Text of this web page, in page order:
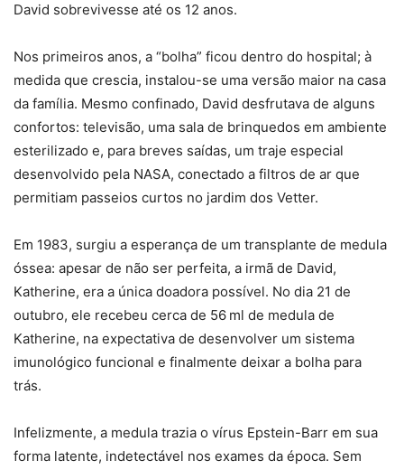
David sobrevivesse até os 12 anos.
Nos primeiros anos, a “bolha” ficou dentro do hospital; à
medida que crescia, instalou-se uma versão maior na casa
da família. Mesmo confinado, David desfrutava de alguns
confortos: televisão, uma sala de brinquedos em ambiente
esterilizado e, para breves saídas, um traje especial
desenvolvido pela NASA, conectado a filtros de ar que
permitiam passeios curtos no jardim dos Vetter.
Em 1983, surgiu a esperança de um transplante de medula
óssea: apesar de não ser perfeita, a irmã de David,
Katherine, era a única doadora possível. No dia 21 de
outubro, ele recebeu cerca de 56 ml de medula de
Katherine, na expectativa de desenvolver um sistema
imunológico funcional e finalmente deixar a bolha para
trás.
Infelizmente, a medula trazia o vírus Epstein-Barr em sua
forma latente, indetectável nos exames da época. Sem